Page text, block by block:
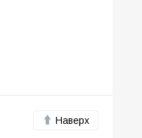
Наверх